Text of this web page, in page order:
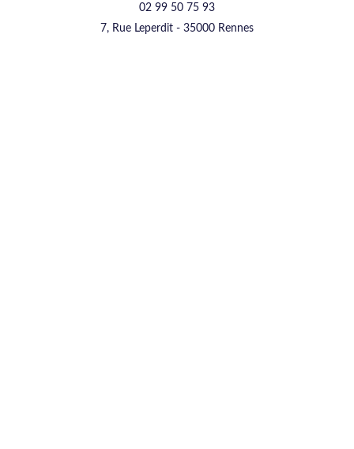
02 99 50 75 93
7, Rue Leperdit - 35000 Rennes